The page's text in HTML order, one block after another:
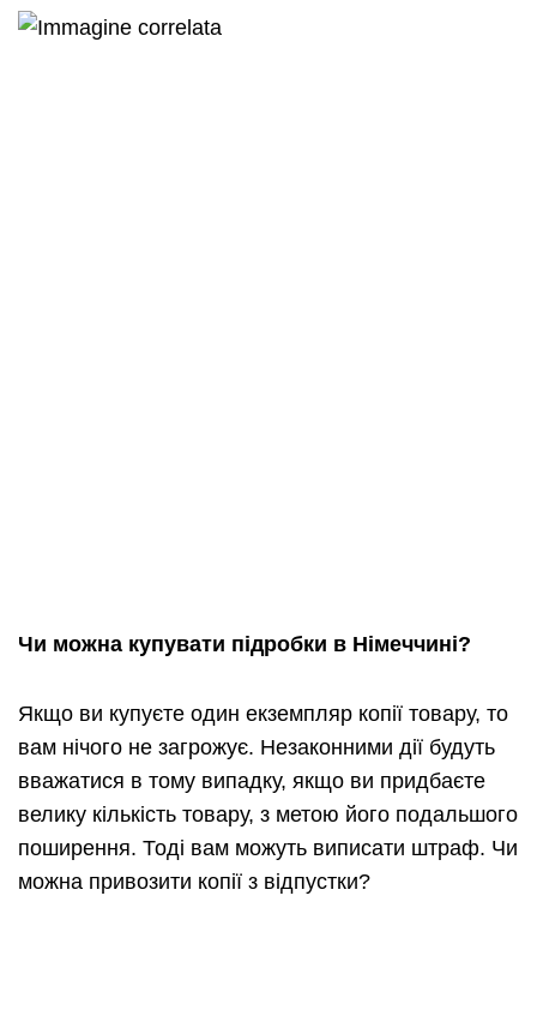
Чи можна купувати підробки в Німеччині?
Якщо ви купуєте один екземпляр копії товару, то
вам нічого не загрожує. Незаконними дії будуть
вважатися в тому випадку, якщо ви придбаєте
велику кількість товару, з метою його подальшого
поширення. Тоді вам можуть виписати штраф. Чи
можна привозити копії з відпустки?